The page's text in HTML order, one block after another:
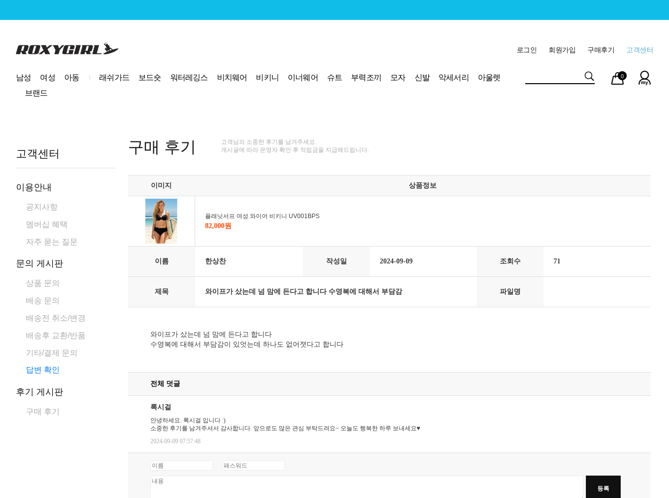
로고 고객센터
구매후기
회원가입
로그인
남성 여성 아동 래쉬가드 보드숏 워터레깅스 비치웨어 비키니 이너웨어 슈트 부력조끼 모자 신발 악세서리
아울렛
브랜드
마이
페이
장바
구니
0
고객센터
이용안내
공지사항
멤버십 혜택
자주 묻는 질문
문의 게시판
상품 문의
배송 문의
배송전 취소/변경
배송후 교환/반품
기타/결제 문의
답변 확인
후기 게시판
구매 후기
구매 후기
고객님의 소중한 후기를 남겨주세요.
게시글에 따라 운영자 확인 후 적립금을 지급해드립니다.
이미지 상품정보
플래닛서프 여성 와이어 비키니 UV001BPS
82,000원
이름 한상찬 작성일 2024-09-09 조회수 71
제목 와이프가 샀는데 넘 맘에 든다고 합니다 수영복에 대해서 부담감 파일명
와이프가 샀는데 넘 맘에 든다고 합니다
수영복에 대해서 부담감이 있엇는데 하나도 없어졋다고 합니다
전체 덧글
록시걸
안녕하세요. 록시걸 입니다 :)
소중한 후기를 남겨주셔서 감사합니다. 앞으로도 많은 관심 부탁드려요~ 오늘도 행복한 하루 보내세요♥
2024-09-09 07:57:48
등록